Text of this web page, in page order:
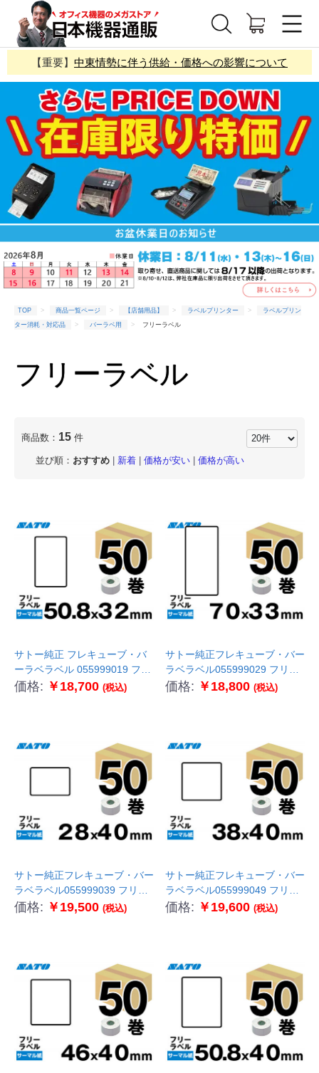
【重要】 中東情勢に伴う供給・価格への影響について
TOP 商品一覧ページ 【店舗用品】 ラベルプリンター
ラベルプリン
ター消耗・対応品
バーラベ用 フリーラベル
フリーラベル
商品数： 15 件
並び順： おすすめ 新着 価格が安い 価格が高い
サトー純正 フレキューブ・バ
ーラベラベル 055999019 フリ
ーラベル50巻 サーマル紙
価格: ￥18,700 (税込)
サトー純正フレキューブ・バー
ラベラベル055999029 フリー
ラベル50巻 サーマル紙
価格: ￥18,800 (税込)
サトー純正フレキューブ・バー
ラベラベル055999039 フリー
ラベル50巻 サーマル紙
価格: ￥19,500 (税込)
サトー純正フレキューブ・バー
ラベラベル055999049 フリー
ラベル50巻 サーマル紙
価格: ￥19,600 (税込)